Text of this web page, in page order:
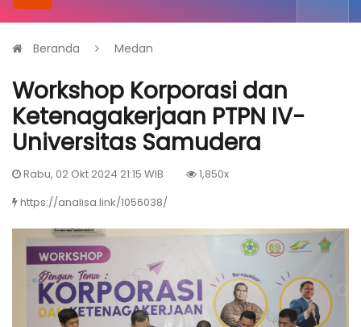
Beranda Medan
Workshop Korporasi dan
Ketenagakerjaan PTPN IV-
Universitas Samudera
Rabu, 02 Okt 2024 21:15 WIB
1,850x
https://analisa.link/1056038/